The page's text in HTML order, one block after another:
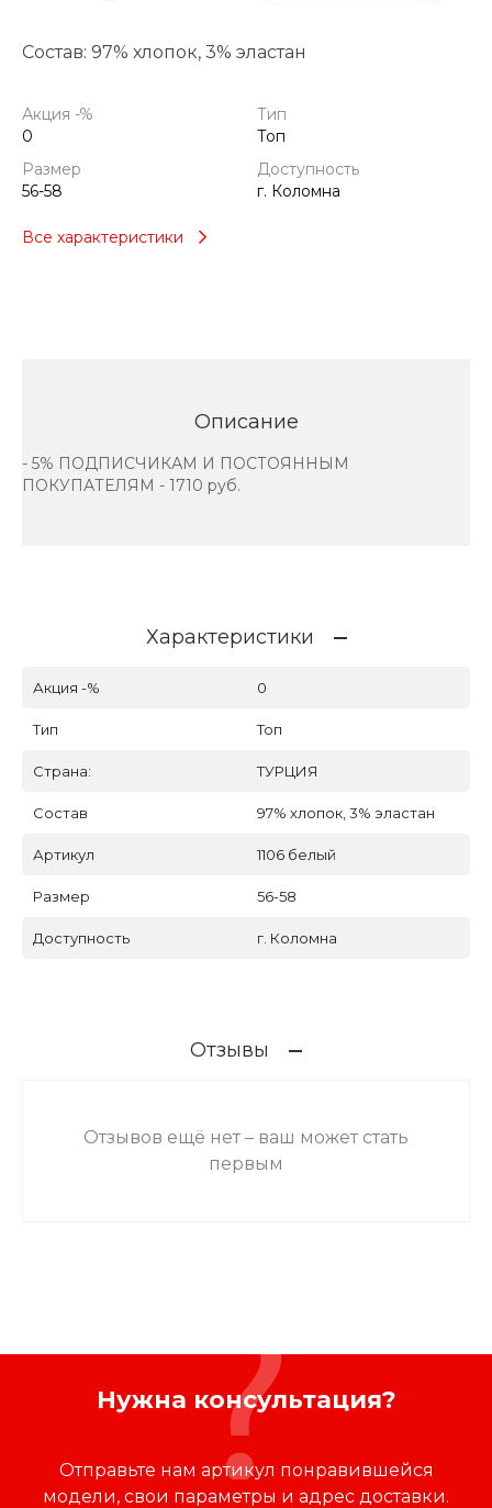
Состав: 97% хлопок, 3% эластан
Акция -%
0
Тип
Топ
Размер
56-58
Доступность
г. Коломна
Все характеристики
Описание
- 5% ПОДПИСЧИКАМ И ПОСТОЯННЫМ
ПОКУПАТЕЛЯМ - 1710 руб.
Характеристики
Акция -% 0
Тип Топ
Страна: ТУРЦИЯ
Состав 97% хлопок, 3% эластан
Артикул 1106 белый
Размер 56-58
Доступность г. Коломна
Отзывы
Отзывов ещё нет – ваш может стать
первым
Нужна консультация?
Отправьте нам артикул понравившейся
модели, свои параметры и адрес доставки.